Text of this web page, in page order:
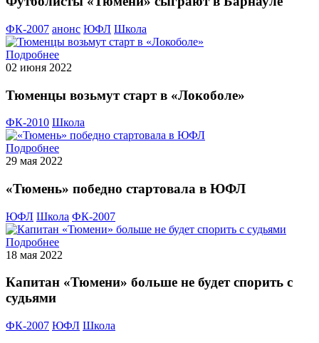
ФК-2007 анонс ЮФЛ Школа
Подробнее
02 июня 2022
Тюменцы возьмут старт в «Локоболе»
ФК-2010 Школа
Подробнее
29 мая 2022
«Тюмень» победно стартовала в ЮФЛ
ЮФЛ Школа ФК-2007
Подробнее
18 мая 2022
Капитан «Тюмени» больше не будет спорить с
судьями
ФК-2007 ЮФЛ Школа